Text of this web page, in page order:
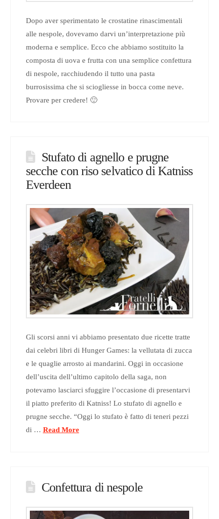
Dopo aver sperimentato le crostatine rinascimentali
alle nespole, dovevamo darvi un’interpretazione più
moderna e semplice. Ecco che abbiamo sostituito la
composta di uova e frutta con una semplice confettura
di nespole, racchiudendo il tutto una pasta
burrosissima che si sciogliesse in bocca come neve.
Provare per credere! 🙂
Stufato di agnello e prugne
secche con riso selvatico di Katniss
Everdeen
Gli scorsi anni vi abbiamo presentato due ricette tratte
dai celebri libri di Hunger Games: la vellutata di zucca
e le quaglie arrosto ai mandarini. Oggi in occasione
dell’uscita dell’ultimo capitolo della saga, non
potevamo lasciarci sfuggire l’occasione di presentarvi
il piatto preferito di Katniss! Lo stufato di agnello e
prugne secche. “Oggi lo stufato è fatto di teneri pezzi
di … Read More
Confettura di nespole